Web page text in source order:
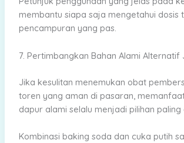
membantu siapa saja mengetahui dosis
pencampuran yang pas.
7. Pertimbangkan Bahan Alami Alternatif
Jika kesulitan menemukan obat
toren yang aman di pasaran,
dapur alami selalu menjadi pilihan paling
Kombinasi baking soda dan cuka putih